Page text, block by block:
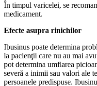
În timpul varicelei, se
medicament.
Efecte asupra rinichilor
Ibusinus poate determina
la pacienţii care nu au mai
pot determina umflarea
severă a inimii sau valori ale
persoanele predispuse.